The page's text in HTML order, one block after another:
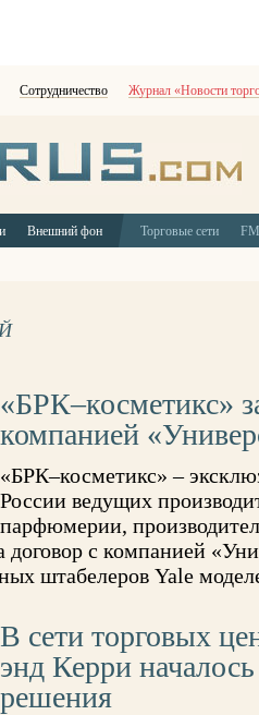
Сотрудничество Журнал «Новости
Внешний фон Торговые сети
«БРК–косметикс»
компанией
«БРК–косметикс» –
России ведущих
парфюмерии,
с компанией
штабелеров Yale
В сети торговых
энд Керри
решения